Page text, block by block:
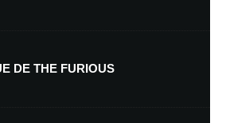
DE THE FURIOUS